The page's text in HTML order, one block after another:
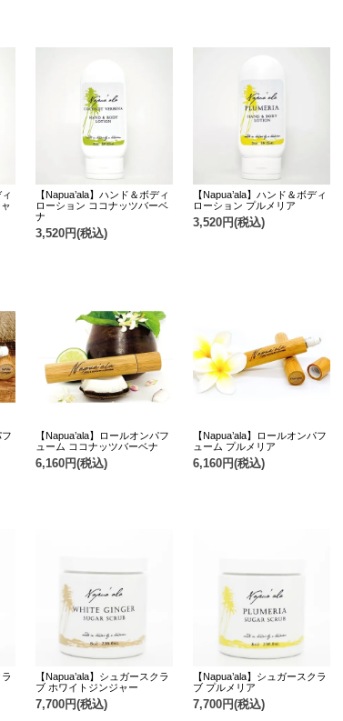
【Napua’ala】ハンド＆ボディ
ローション ココナッツバーベ
ナ
3,520円(税込)
【Napua’ala】ハンド＆ボディ
ローション プルメリア
3,520円(税込)
フ
【Napua’ala】ロールオンパフ
ューム ココナッツバーベナ
6,160円(税込)
【Napua’ala】ロールオンパフ
ューム プルメリア
6,160円(税込)
【Napua’ala】シュガースクラ
ブ ホワイトジンジャー
7,700円(税込)
【Napua’ala】シュガースクラ
ブ プルメリア
7,700円(税込)